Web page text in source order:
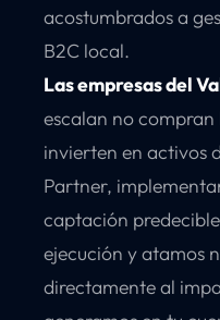
acostumbrados a
B2C local.
Las empresas del
escalan no
invierten en activos
Partner,
captación
ejecución y atamos
directamente al